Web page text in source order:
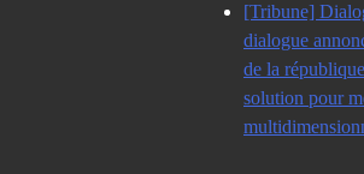
[Tribune]
dialogue
de la
solution pour